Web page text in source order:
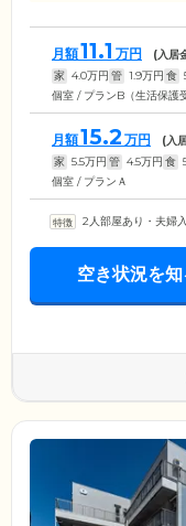
月額11.1 万円 (入居
家 4.0万円 管 1.9万円 食
個室 / プランB（生活保護
月額15.2 万円 (入
家 5.5万円 管 4.5万円 食
個室 / プランＡ
2人部屋あり・夫婦
空き状況を知